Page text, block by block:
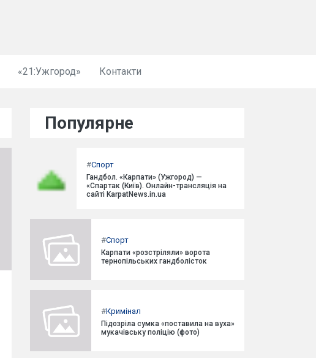
«21:Ужгород» Контакти
Популярне
#Спорт
Гандбол. «Карпати» (Ужгород) —
«Спартак (Київ). Онлайн-трансляція на
сайті KarpatNews.in.ua
#Спорт
Карпати «розстріляли» ворота
тернопільських гандболісток
#Кримінал
Підозріла сумка «поставила на вуха»
мукачівську поліцію (фото)